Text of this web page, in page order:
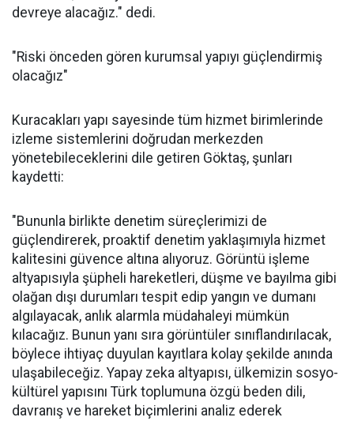
devreye alacağız." dedi.
"Riski önceden gören kurumsal yapıyı güçlendirmiş
olacağız"
Kuracakları yapı sayesinde tüm hizmet birimlerinde
izleme sistemlerini doğrudan merkezden
yönetebileceklerini dile getiren Göktaş, şunları
kaydetti:
"Bununla birlikte denetim süreçlerimizi de
güçlendirerek, proaktif denetim yaklaşımıyla hizmet
kalitesini güvence altına alıyoruz. Görüntü işleme
altyapısıyla şüpheli hareketleri, düşme ve bayılma gibi
olağan dışı durumları tespit edip yangın ve dumanı
algılayacak, anlık alarmla müdahaleyi mümkün
kılacağız. Bunun yanı sıra görüntüler sınıflandırılacak,
böylece ihtiyaç duyulan kayıtlara kolay şekilde anında
ulaşabileceğiz. Yapay zeka altyapısı, ülkemizin sosyo-
kültürel yapısını Türk toplumuna özgü beden dili,
davranış ve hareket biçimlerini analiz ederek